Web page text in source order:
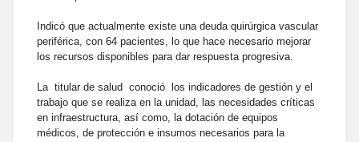
Indicó que actualmente existe una deuda quirúrgica vascular
periférica, con 64 pacientes, lo que hace necesario mejorar
los recursos disponibles para dar respuesta progresiva.
La titular de salud conoció los indicadores de gestión y el
trabajo que se realiza en la unidad, las necesidades críticas
en infraestructura, así como, la dotación de equipos
médicos, de protección e insumos necesarios para la